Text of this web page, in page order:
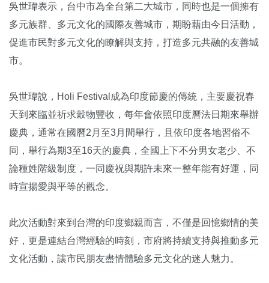
吳世瑋表示，台中市為全台第二大城市，同時也是一個擁有
多元族群、多元文化的國際友善城市，期盼藉由今日活動，
促進市民對多元文化的瞭解與支持，打造多元共融的友善城
市。
吳世瑋說，Holi Festival成為印度節慶的傳統，主要慶祝春
天到來臨並祈求穀物豐收，每年會依照印度曆法日期來舉辦
慶典，通常在國曆2月至3月間舉行，且依印度各地習俗不
同，舉行為期3至16天的慶典，全國上下不分男女老少、不
論種姓階級制度，一同慶祝與期許未來一整年能有好運，同
時宣揚愛與平等的觀念。
此次活動對來到台灣的印度鄉親而言，不僅是回憶鄉情的美
好，更是連結台灣經驗的時刻，市府將持續支持與推動多元
文化活動，讓市民朋友盡情體驗多元文化的迷人魅力。